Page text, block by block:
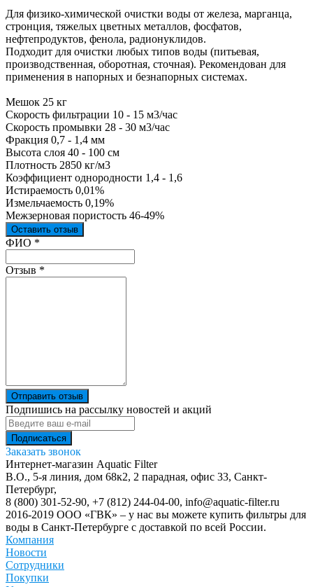
Для физико-химической очистки воды от железа, марганца,
стронция, тяжелых цветных металлов, фосфатов,
нефтепродуктов, фенола, радионуклидов.
Подходит для очистки любых типов воды (питьевая,
производственная, оборотная, сточная). Рекомендован для
применения в напорных и безнапорных системах.
Мешок 25 кг
Скорость фильтрации 10 - 15 м3/час
Скорость промывки 28 - 30 м3/час
Фракция 0,7 - 1,4 мм
Высота слоя 40 - 100 см
Плотность 2850 кг/м3
Коэффициент однородности 1,4 - 1,6
Истираемость 0,01%
Измельчаемость 0,19%
Межзерновая пористость 46-49%
Оставить отзыв
Ваш отзыв был отправлен!
ФИО *
Отзыв *
Отправить отзыв
Подпишись на рассылку новостей и акций
Заказать звонок
Интернет-магазин Aquatic Filter
В.О., 5-я линия, дом 68к2, 2 парадная, офис 33, Санкт-
Петербург,
8 (800) 301-52-90, +7 (812) 244-04-00, info@aquatic-filter.ru
2016-2019 ООО «ГВК» – у нас вы можете купить фильтры для
воды в Санкт-Петербурге с доставкой по всей России.
Компания
Новости
Сотрудники
Покупки